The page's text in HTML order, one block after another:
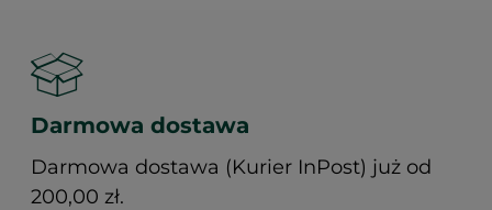
Darmowa dostawa
Darmowa dostawa (Kurier InPost) już od
200,00 zł.